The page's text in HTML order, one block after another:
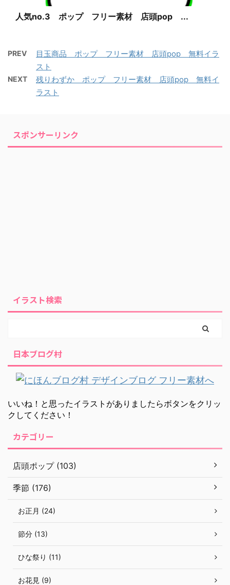
人気no.3 ポップ フリー素材 店頭pop ...
PREV
目玉商品 ポップ フリー素材 店頭pop 無料イラ
スト
NEXT
残りわずか ポップ フリー素材 店頭pop 無料イ
ラスト
スポンサーリンク
イラスト検索
日本ブログ村
いいね！と思ったイラストがありましたらボタンをクリッ
クしてください！
カテゴリー
店頭ポップ (103)
季節 (176)
お正月 (24)
節分 (13)
ひな祭り (11)
お花見 (9)